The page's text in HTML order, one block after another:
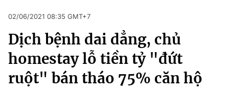
Chuyên mục
Chính trị
Xã hội
Pháp luật
Kinh tế
Thể thao
Truyền hình
Văn hóa - Giải trí
02/06/2021 08:35 GMT+7
Dịch bệnh dai dẳng, chủ
homestay lỗ tiền tỷ "đứt
ruột" bán tháo 75% căn hộ